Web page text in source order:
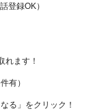
登録OK）
れます！
有）
る」をクリック！